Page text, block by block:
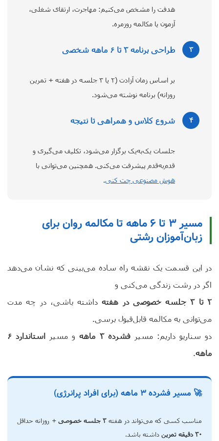
هدفت را مشخص می‌کنیم: مهاجرت، ارتقای شغلی،
آزمون یا مکالمه روزمره.
۳ طراحی برنامه ۳ تا ۶ ماهه شخصی
بر اساس زمان آزادت (۲ یا ۳ جلسه در هفته + تمرین
روزانه) برنامه نوشته می‌شود.
۴ شروع کلاس و همراهی تا نتیجه
جلسات یک‌به‌یک برگزار می‌شود، تکلیف می‌گیری و
قدم‌به‌قدم پیشرفت می‌کنی. همچنین می‌توانی با
هوش مصنوعی چت کنی.
مسیر ۳ تا ۶ ماهه تا مکالمه روان برای
زبان‌آموزان رشتی
در این قسمت یک نقشه راه ساده می‌بینی که نشان می‌دهد
اگر در رشت زندگی می‌کنی و
۲ تا ۳ جلسه خصوصی در هفته
داشته باشی، در چه مدت
می‌توانی به مکالمه قابل‌قبول برسی.
دو سناریو داریم: مسیرفشرده ۳ ماهه و مسیر
استاندارد ۶
ماهه
🚀 مسیر فشرده ۳ ماهه (برای افراد پرانرژی)
مناسب کسی که می‌تواند در هفته۳ جلسه خصوصی
+ روزانه حداقل
۳۰ دقیقه تمرین
داشته باشد.